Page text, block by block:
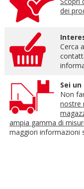
dei
Cerca
Sei
Non
nostre
ampia gamma di
maggiori informazioni